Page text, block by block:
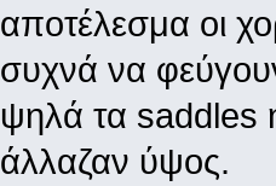
αποτέλεσμα οι
συχνά να
ψηλά τα saddles
άλλαζαν ύψος.